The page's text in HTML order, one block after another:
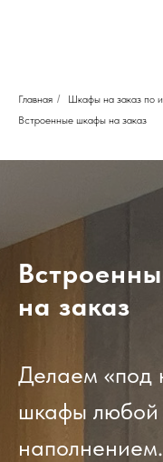
Главная / Шкафы на заказ по
Встроенные шкафы на заказ
на заказ
Делаем «под
шкафы любой